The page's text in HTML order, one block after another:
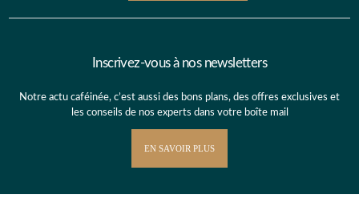
Inscrivez-vous à nos newsletters
Notre actu caféinée, c’est aussi des bons plans, des offres exclusives et
les conseils de nos experts dans votre boîte mail
EN SAVOIR PLUS